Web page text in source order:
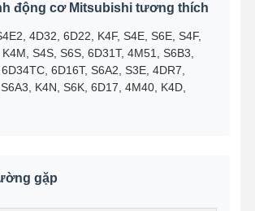
động cơ Mitsubishi tương thích
4D32, 6D22, K4F, S4E, S6E, S4F,
S4S, S6S, 6D31T, 4M51, S6B3,
6D16T, S6A2, S3E, 4DR7,
K4N, S6K, 6D17, 4M40, K4D,
gặp